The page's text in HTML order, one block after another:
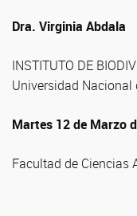
Dra. Virginia Abdala
INSTITUTO DE
Universidad Nacional
Martes 12 de Marzo
Facultad de Ciencias